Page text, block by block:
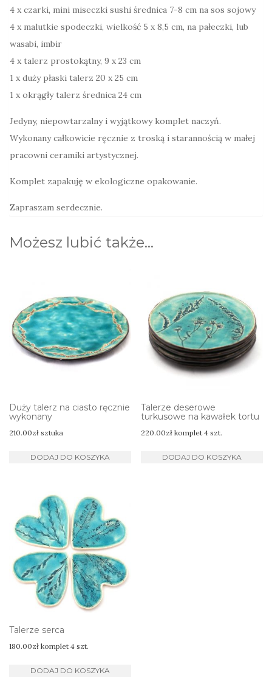
4 x czarki, mini miseczki sushi średnica 7-8 cm na sos sojowy
4 x malutkie spodeczki, wielkość 5 x 8,5 cm, na pałeczki, lub
wasabi, imbir
4 x talerz prostokątny, 9 x 23 cm
1 x duży płaski talerz 20 x 25 cm
1 x okrągły talerz średnica 24 cm
Jedyny, niepowtarzalny i wyjątkowy komplet naczyń.
Wykonany całkowicie ręcznie z troską i starannością w małej
pracowni ceramiki artystycznej.
Komplet zapakuję w ekologiczne opakowanie.
Zapraszam serdecznie.
Możesz lubić także…
Duży talerz na ciasto ręcznie
wykonany
210.00zł sztuka
DODAJ DO KOSZYKA
Talerze deserowe
turkusowe na kawałek tortu
220.00zł komplet 4 szt.
DODAJ DO KOSZYKA
Talerze serca
180.00zł komplet 4 szt.
DODAJ DO KOSZYKA